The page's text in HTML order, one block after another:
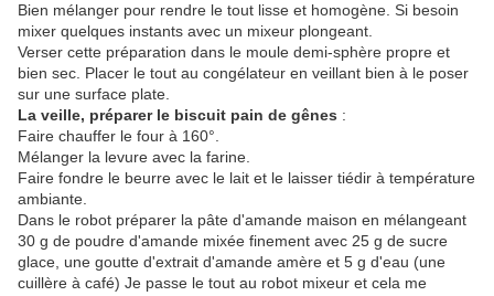
Bien mélanger pour rendre le tout lisse et homogène. Si besoin
mixer quelques instants avec un mixeur plongeant.
Verser cette préparation dans le moule demi-sphère propre et
bien sec. Placer le tout au congélateur en veillant bien à le poser
sur une surface plate.
La veille, préparer le biscuit pain de gênes :
Faire chauffer le four à 160°.
Mélanger la levure avec la farine.
Faire fondre le beurre avec le lait et le laisser tiédir à température
ambiante.
Dans le robot préparer la pâte d'amande maison en mélangeant
30 g de poudre d'amande mixée finement avec 25 g de sucre
glace, une goutte d'extrait d'amande amère et 5 g d'eau (une
cuillère à café) Je passe le tout au robot mixeur et cela me